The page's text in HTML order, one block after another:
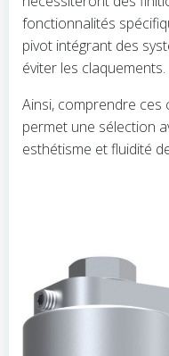
fonctionnalités
pivot intégrant des
éviter les claquements.
Ainsi, comprendre
permet une sélection
esthétisme et fluidité